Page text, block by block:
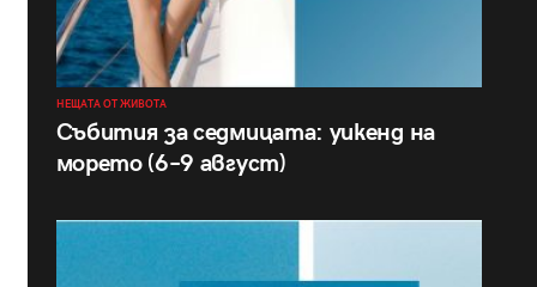
НЕЩАТА ОТ ЖИВОТА
Събития за седмицата: уикенд на
морето (6–9 август)